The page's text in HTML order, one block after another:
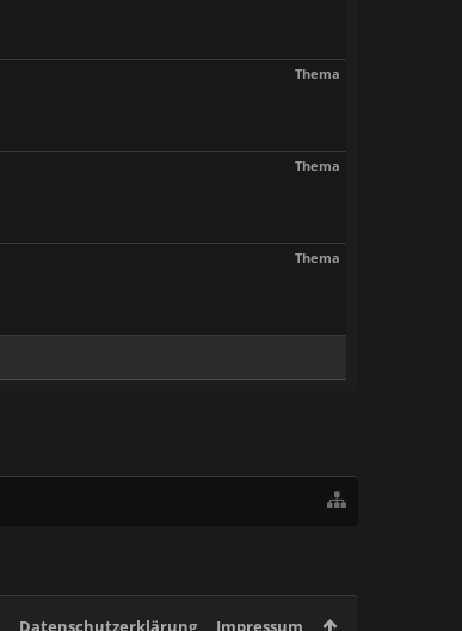
Thema
Thema
Thema
Datenschutzerklärung Impressum